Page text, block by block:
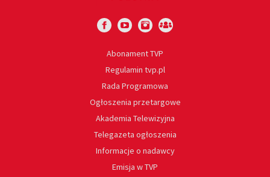
Abonament TVP
Regulamin tvp.pl
Rada Programowa
Ogłoszenia przetargowe
Akademia Telewizyjna
Telegazeta ogłoszenia
Informacje o nadawcy
Emisja w TVP